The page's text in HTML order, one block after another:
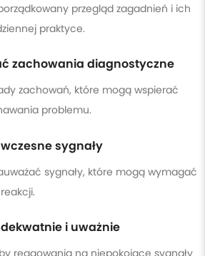
przegląd zagadnień i ich
praktyce.
zachowania diagnostyczne
zachowań, które mogą wspierać
problemu.
sygnały
sygnały, które mogą wymagać
i uważnie
reagowania na niepokojące sygnały